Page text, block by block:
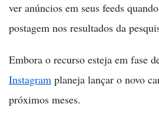
ver anúncios em seus feeds
postagem nos resultados da
Embora o recurso esteja em fase
Instagram planeja lançar o novo
próximos meses.